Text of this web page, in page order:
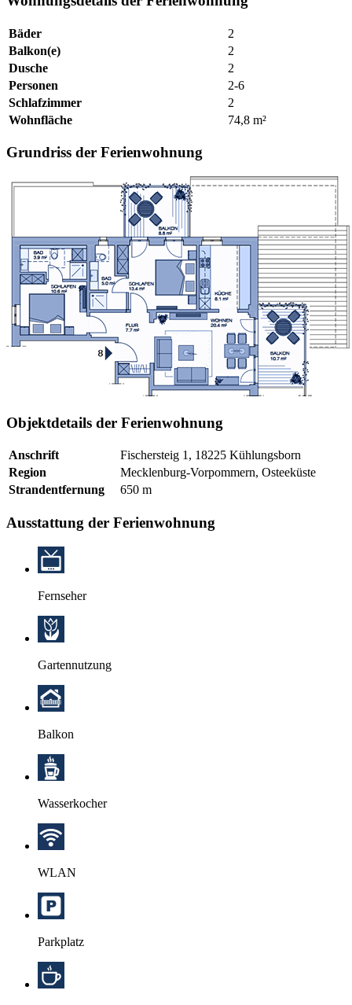
Bäder
2
Balkon(e)
2
Dusche
2
Personen
2-6
Schlafzimmer
2
Wohnfläche
74,8 m²
Grundriss der Ferienwohnung
Objektdetails der Ferienwohnung
Anschrift
Fischersteig 1, 18225 Kühlungsborn
Region
Mecklenburg-Vorpommern, Osteeküste
Strandentfernung
650 m
Ausstattung der Ferienwohnung
Fernseher
Gartennutzung
Balkon
Wasserkocher
WLAN
Parkplatz